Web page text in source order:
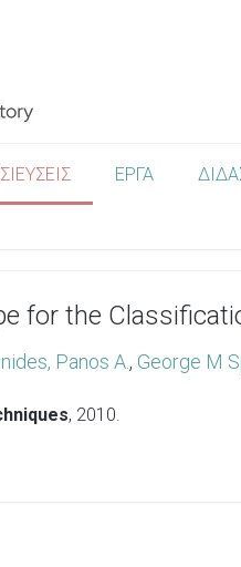
ΕΡΓΑ
for the
Panos A., George M
, 2010.